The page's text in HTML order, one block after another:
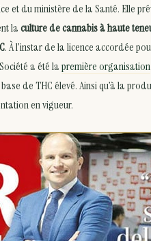
et du ministère de la Santé. Elle
laculture de cannabis à haute
. À l’instar de la licence accordée
a été lapremière organisation
de THC élevé. Ainsi qu’à la
en vigueur.